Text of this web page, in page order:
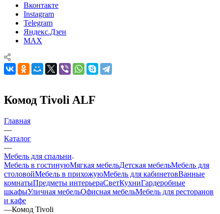
Вконтакте
Instagram
Telegram
Яндекс.Дзен
MAX
Комод Tivoli ALF
Главная
—
Каталог
—
Мебель для спальни
Мебель в гостинуюМягкая мебельДетская мебельМебель для
столовойМебель в прихожуюМебель для кабинетовВанные
комнатыПредметы интерьераСветКухниГардеробные
шкафыУличная мебельОфисная мебельМебель для ресторанов
и кафе
—Комод Tivoli